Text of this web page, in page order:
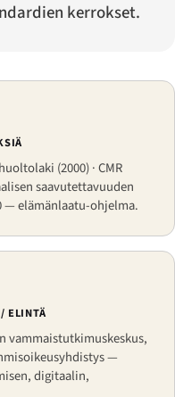
kerrokset.
(2000) · CMR
saavutettavuuden
— elämänlaatu-ohjelma.
ELINTÄ
vammaistutkimuskeskus,
—
digitaalin,